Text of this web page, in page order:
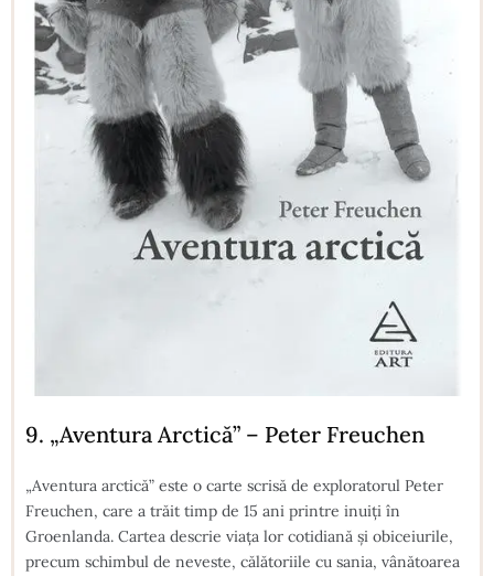
9. „Aventura Arctică” – Peter Freuchen
„Aventura arctică” este o carte scrisă de exploratorul Peter
Freuchen, care a trăit timp de 15 ani printre inuiți în
Groenlanda. Cartea descrie viața lor cotidiană și obiceiurile,
precum schimbul de neveste, călătoriile cu sania, vânătoarea